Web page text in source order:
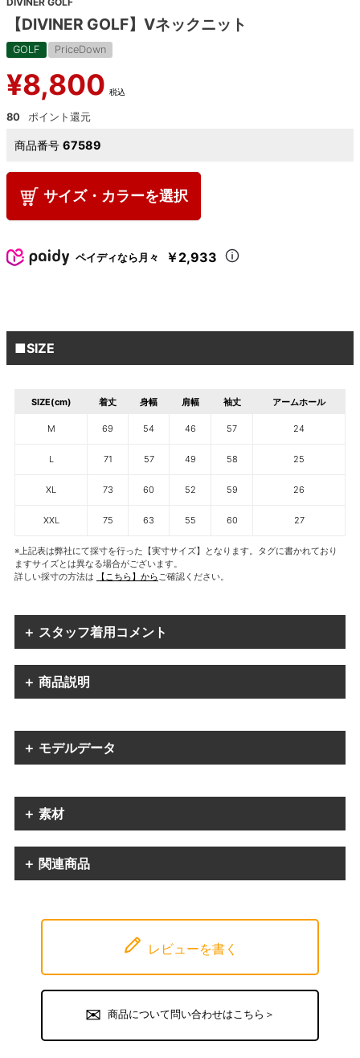
【DIVINER GOLF】Vネックニット
GOLF PriceDown
¥8,800 税込
80
商品番号 67589
サイズ・カラーを選択
ペイディなら月々 ￥2,933
■SIZE
SIZE(cm) 着丈 身幅 肩幅 袖丈 アームホール
M 69 54 46 57 24
L 71 57 49 58 25
XL 73 60 52 59 26
XXL 75 63 55 60 27
※上記表は弊社にて採寸を行った【実寸サイズ】となります。タグに書かれており
ますサイズとは異なる場合がございます。
詳しい採寸の方法は
【こちら】からご確認ください。
＋ スタッフ着用コメント
＋ 商品説明
＋ モデルデータ
＋ 素材
＋ 関連商品
レビューを書く
商品について問い合わせはこちら＞